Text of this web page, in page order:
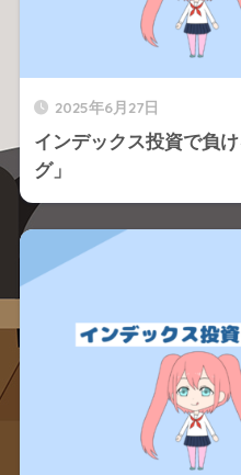
2025年6月27日
インデックス投資で負
グ」